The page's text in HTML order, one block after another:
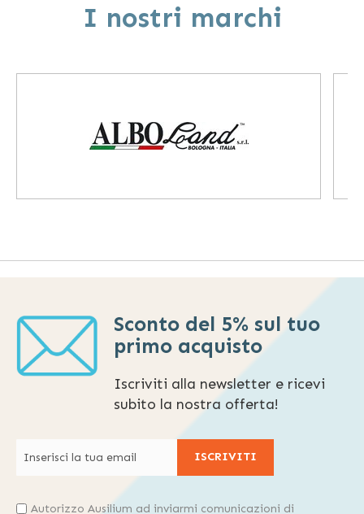
pagina
I nostri marchi
Sconto del 5% sul tuo
primo acquisto
Iscriviti alla newsletter e ricevi
subito la nostra offerta!
ISCRIVITI
Autorizzo Ausilium ad inviarmi comunicazioni di